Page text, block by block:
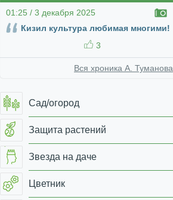
01:25 / 3 декабря 2025
Кизил культура любимая многими!
3
Вся хроника А. Туманова
Сад/огород
Защита растений
Звезда на даче
Цветник